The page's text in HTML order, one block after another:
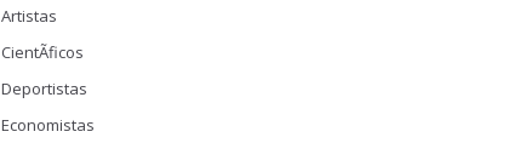
Artistas
CientÃ­ficos
Deportistas
Economistas